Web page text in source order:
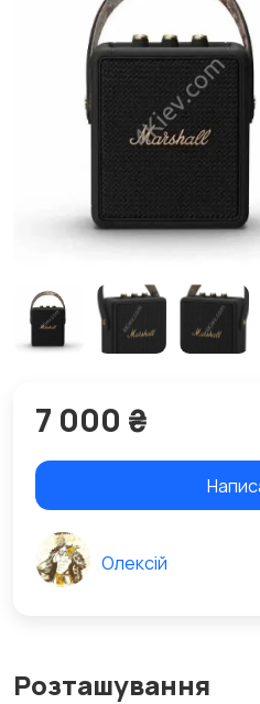
Розташування
7 000 ₴
Олексій